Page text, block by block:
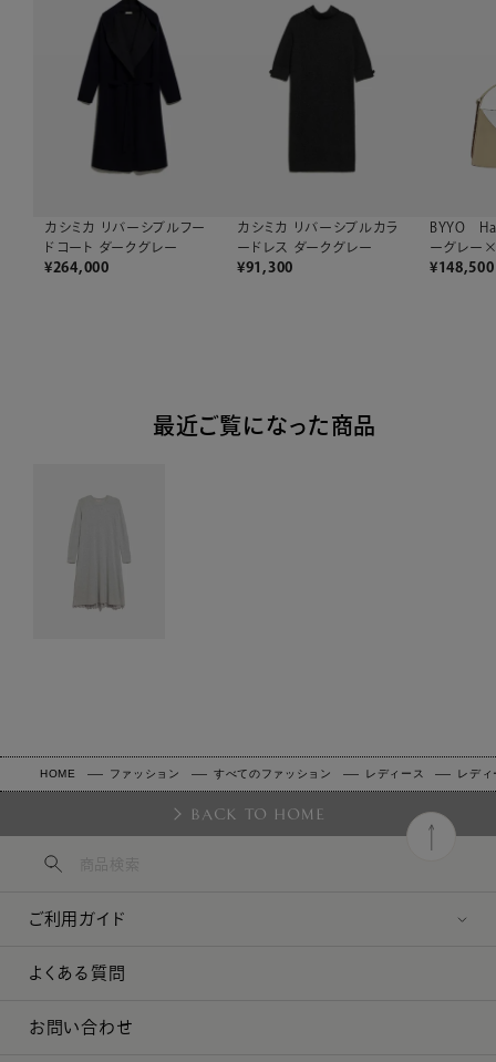
カシミカ リバーシブルフー
ドコート ダークグレー
¥264,000
カシミカ リバーシブルカラ
ードレス ダークグレー
¥91,300
BYYO
ーグレー×
¥148,500
最近ご覧になった商品
HOME ファッション すべてのファッション レディース レデ
BACK TO HOME
ご利用ガイド
よくある質問
お問い合わせ